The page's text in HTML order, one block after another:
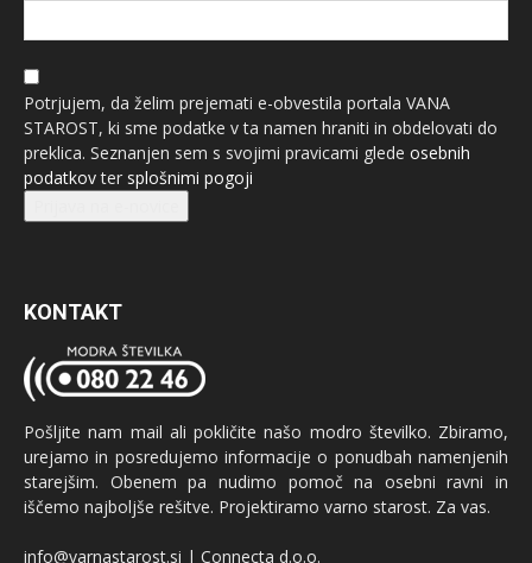
Potrjujem, da želim prejemati e-obvestila portala VANA
STAROST, ki sme podatke v ta namen hraniti in obdelovati do
preklica. Seznanjen sem s svojimi pravicami glede osebnih
podatkovter splošnimi pogoji
KONTAKT
Pošljite nam mail ali pokličite našo modro številko. Zbiramo,
urejamo in posredujemo informacije o ponudbah namenjenih
starejšim. Obenem pa nudimo pomoč na osebni ravni in
iščemo najboljše rešitve. Projektiramo varno starost. Za vas.
info@varnastarost.si | Connecta d.o.o.